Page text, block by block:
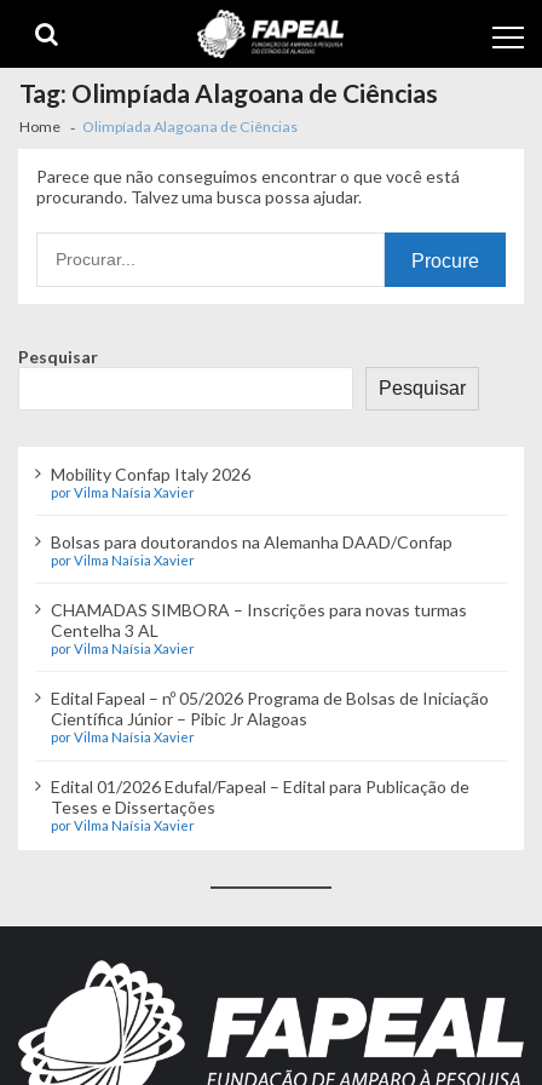
navigation
content
Tag: Olimpíada Alagoana de Ciências
Home Olimpíada Alagoana de Ciências
Parece que não conseguimos encontrar o que você está
procurando. Talvez uma busca possa ajudar.
por:
Pesquisar
Pesquisar
Mobility Confap Italy 2026
por Vilma Naísia Xavier
Bolsas para doutorandos na Alemanha DAAD/Confap
por Vilma Naísia Xavier
CHAMADAS SIMBORA – Inscrições para novas turmas
Centelha 3 AL
por Vilma Naísia Xavier
Edital Fapeal – nº 05/2026 Programa de Bolsas de Iniciação
Científica Júnior – Pibic Jr Alagoas
por Vilma Naísia Xavier
Edital 01/2026 Edufal/Fapeal – Edital para Publicação de
Teses e Dissertações
por Vilma Naísia Xavier